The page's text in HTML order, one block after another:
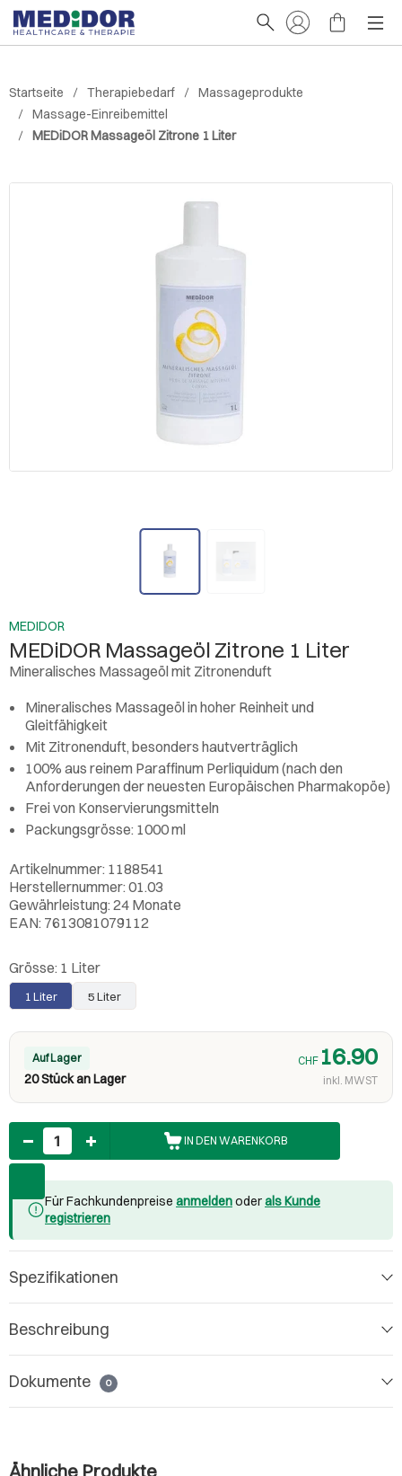
Startseite Therapiebedarf
Massageprodukte
Massage-Einreibemittel
MEDiDOR Massageöl Zitrone 1 Liter
MEDIDOR
MEDiDOR Massageöl Zitrone 1 Liter
Mineralisches Massageöl mit Zitronenduft
Mineralisches Massageöl in hoher Reinheit und
Gleitfähigkeit
Mit Zitronenduft, besonders hautverträglich
100% aus reinem Paraffinum Perliquidum (nach den
Anforderungen der neuesten Europäischen Pharmakopöe)
Frei von Konservierungsmitteln
Packungsgrösse: 1000 ml
Artikelnummer: 1188541
Herstellernummer: 01.03
Gewährleistung: 24 Monate
EAN: 7613081079112
Grösse: 1 Liter
1 Liter 5 Liter
Auf Lager
20 Stück an Lager
CHF 16.90
inkl. MWST
Anzahl
IN DEN WARENKORB
Für Fachkundenpreise anmeldenoderals Kunde
registrieren
Spezifikationen
Beschreibung
Dokumente 0
Ähnliche Produkte